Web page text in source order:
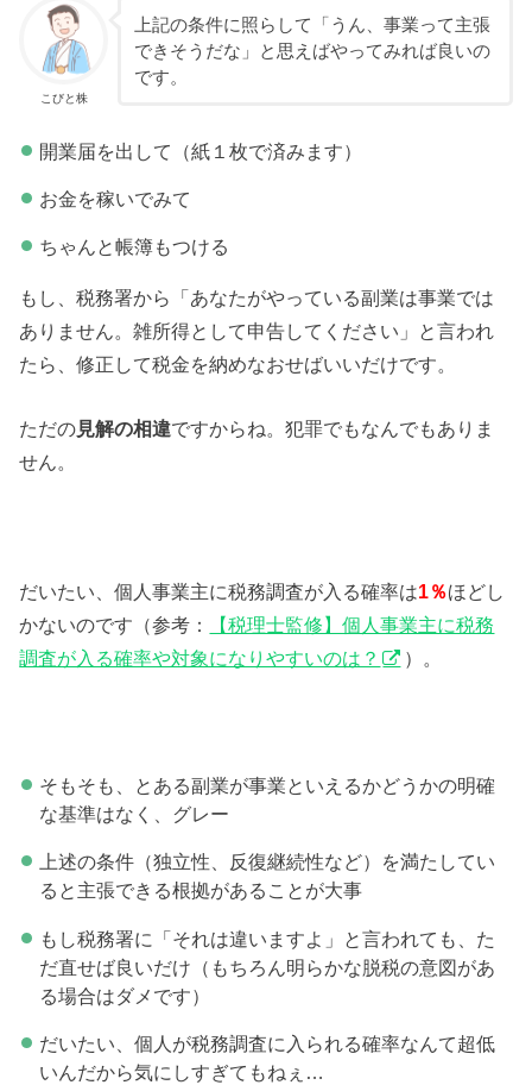
こびと株
上記の条件に照らして「うん、事業って主張
できそうだな」と思えばやってみれば良いの
です。
開業届を出して（紙１枚で済みます）
お金を稼いでみて
ちゃんと帳簿もつける
もし、税務署から「あなたがやっている副業は事業では
ありません。雑所得として申告してください」と言われ
たら、修正して税金を納めなおせばいいだけです。
ただの見解の相違ですからね。犯罪でもなんでもありま
せん。
だいたい、個人事業主に税務調査が入る確率は1％ほどし
かないのです（参考：
【税理士監修】個人事業主に税務
調査が入る確率や対象になりやすいのは？
）。
そもそも、とある副業が事業といえるかどうかの明確
な基準はなく、グレー
上述の条件（独立性、反復継続性など）を満たしてい
ると主張できる根拠があることが大事
もし税務署に「それは違いますよ」と言われても、た
だ直せば良いだけ（もちろん明らかな脱税の意図があ
る場合はダメです）
だいたい、個人が税務調査に入られる確率なんて超低
いんだから気にしすぎてもねぇ…